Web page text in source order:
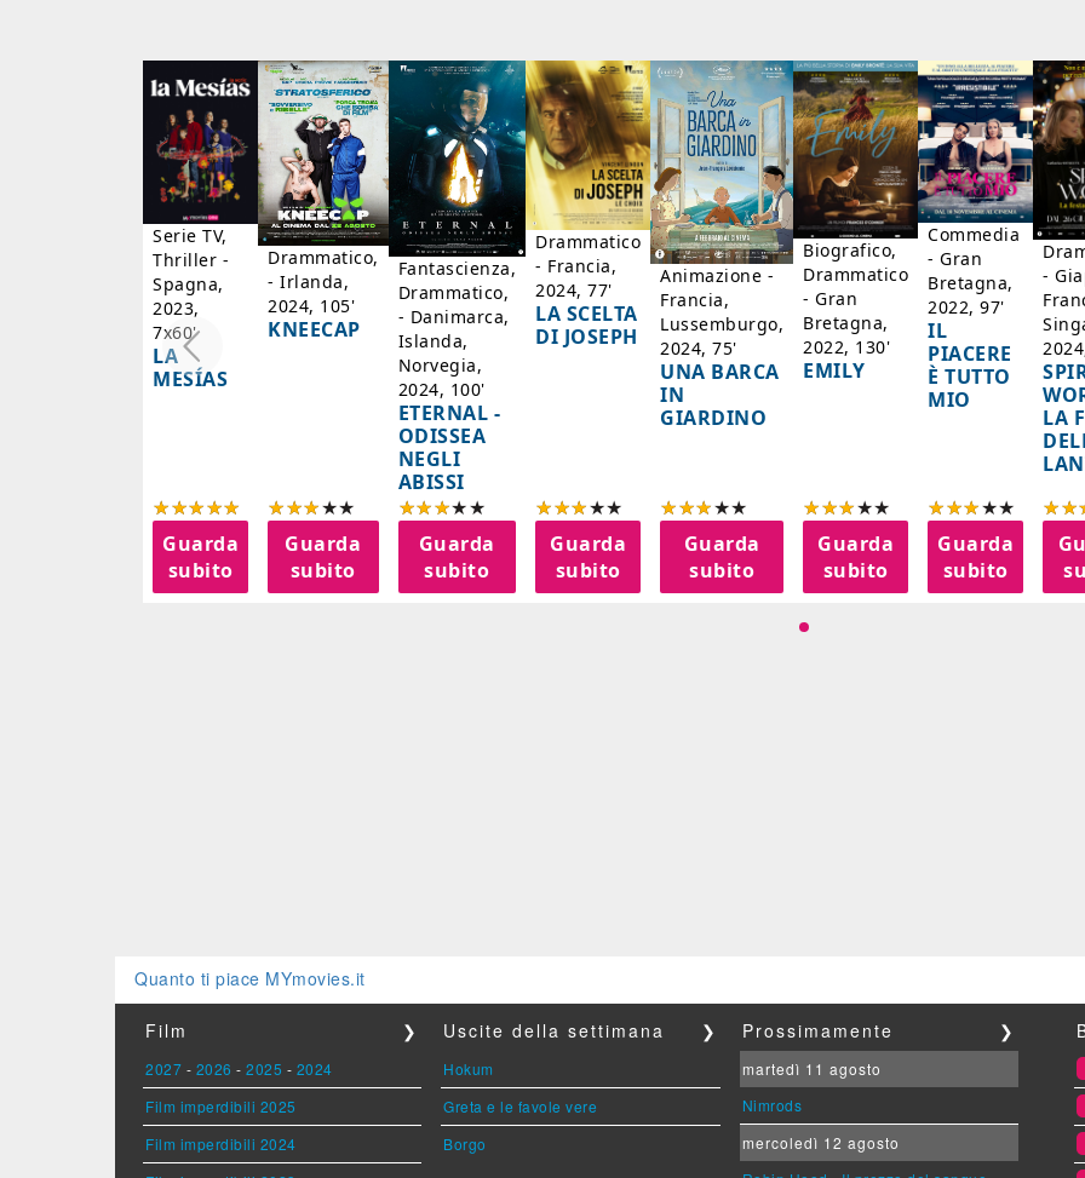
Serie TV,
Thriller -
Spagna,
2023,
7x60'
LA
MESÍAS
Guarda
subito
Drammatico,
- Irlanda,
2024, 105'
KNEECAP
Guarda
subito
Fantascienza,
Drammatico,
- Danimarca,
Islanda,
Norvegia,
2024, 100'
ETERNAL -
ODISSEA
NEGLI
ABISSI
Guarda
subito
Drammatico
- Francia,
2024, 77'
LA SCELTA
DI JOSEPH
Guarda
subito
Animazione -
Francia,
Lussemburgo,
2024, 75'
UNA BARCA
IN
GIARDINO
Guarda
subito
Biografico,
Drammatico
- Gran
Bretagna,
2022, 130'
EMILY
Guarda
subito
Commedia
- Gran
Bretagna,
2022, 97'
IL
PIACERE
È TUTTO
MIO
Guarda
subito
-
LA
Quanto ti piace MYmovies.it
Film ❯
2027 - 2026 - 2025 - 2024
Film imperdibili 2025
Film imperdibili 2024
Uscite della settimana ❯
Hokum
Greta e le favole vere
Borgo
Prossimamente ❯
martedì 11 agosto
Nimrods
mercoledì 12 agosto